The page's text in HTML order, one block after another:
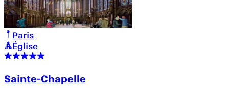
Paris
Église
Sainte-Chapelle